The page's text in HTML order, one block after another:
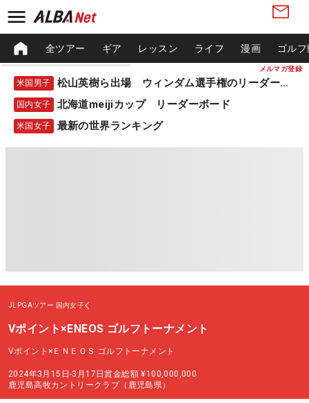
メルマガ登録
全ツアー ギア レッスン ライフ 漫画 ゴル
米国男子 松山英樹ら出場 ウィンダム選手権のリーダーボード
国内女子 北海道meijiカップ リーダーボード
米国女子 最新の世界ランキング
JLPGAツアー 国内女子
Vポイント×ENEOS ゴルフトーナメント
Vポイント×ＥＮＥＯＳ ゴルフトーナメント
2024年3月15日-3月17日賞金総額 ¥100,000,000
鹿児島高牧カントリークラブ（鹿児島県）